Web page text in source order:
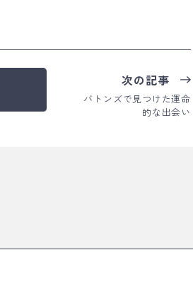
次の記事
バトンズで見つけた運命
的な出会い